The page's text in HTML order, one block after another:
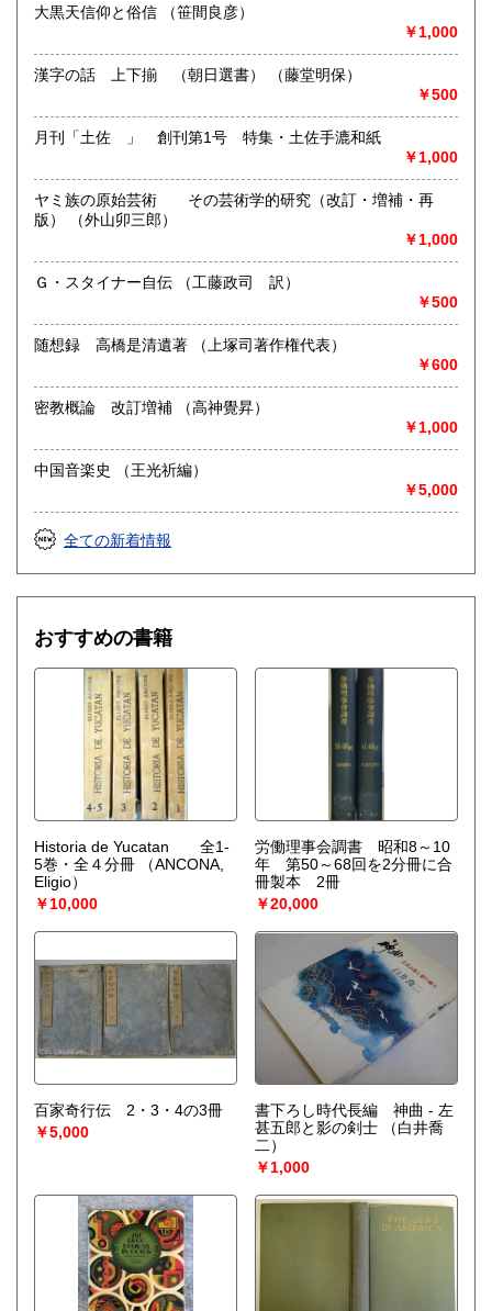
取り扱い分野
店主の目にとまったものこれからとまるもの
大黒天信仰と俗信 （笹間良彦）
￥1,000
漢字の話 上下揃 （朝日選書） （藤堂明保）
￥500
月刊「土佐 」 創刊第1号 特集・土佐手漉和紙
￥1,000
ヤミ族の原始芸術 その芸術学的研究（改訂・増補・再
版） （外山卯三郎）
￥1,000
Ｇ・スタイナー自伝 （工藤政司 訳）
￥500
随想録 高橋是清遺著 （上塚司著作権代表）
￥600
密教概論 改訂増補 （高神覺昇）
￥1,000
中国音楽史 （王光祈編）
￥5,000
全ての新着情報
おすすめの書籍
Historia de Yucatan 全1-
5巻・全４分冊
（ANCONA,
Eligio）
￥10,000
労働理事会調書 昭和8～10
年 第50～68回を2分冊に合
冊製本 2冊
￥20,000
百家奇行伝 2・3・4の3冊
￥5,000
書下ろし時代長編 神曲 - 左
甚五郎と影の剣士
（白井喬
二）
￥1,000